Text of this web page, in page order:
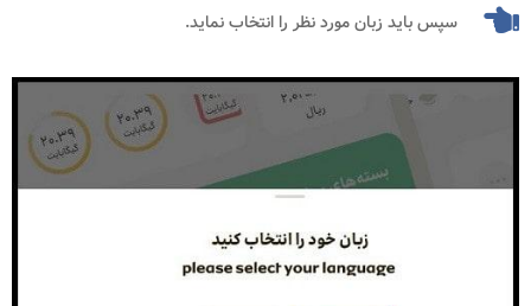
سپس باید زبان مورد نظر را انتخاب نماید.